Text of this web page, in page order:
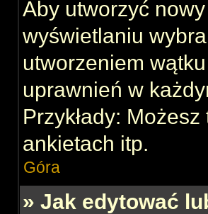
Aby utworzyć
wyświetlaniu
utworzeniem
uprawnień w
Przykłady:
ankietach itp.
Góra
» Jak edytować